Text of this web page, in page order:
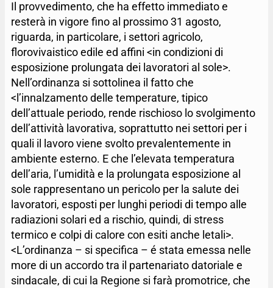
Il provvedimento, che ha effetto immediato e
resterà in vigore fino al prossimo 31 agosto,
riguarda, in particolare, i settori agricolo,
florovivaistico edile ed affini <in condizioni di
esposizione prolungata dei lavoratori al sole>.
Nell’ordinanza si sottolinea il fatto che
<l’innalzamento delle temperature, tipico
dell’attuale periodo, rende rischioso lo svolgimento
dell’attività lavorativa, soprattutto nei settori per i
quali il lavoro viene svolto prevalentemente in
ambiente esterno. E che l’elevata temperatura
dell’aria, l’umidità e la prolungata esposizione al
sole rappresentano un pericolo per la salute dei
lavoratori, esposti per lunghi periodi di tempo alle
radiazioni solari ed a rischio, quindi, di stress
termico e colpi di calore con esiti anche letali>.
<L’ordinanza – si specifica – é stata emessa nelle
more di un accordo tra il partenariato datoriale e
sindacale, di cui la Regione si farà promotrice, che